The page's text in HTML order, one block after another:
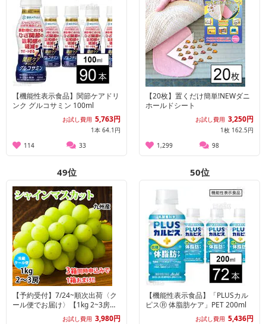
【機能性表示食品】関節ケアドリ
ンク グルコサミン 100ml
お試し費用 5,763円
1本 64.1円
114
33
【20枚】置くだけ簡単!NEWダニ
ホールドシート
お試し費用 3,250円
1枚 162.5円
1,299
98
49位
【予約受付】7/24~順次出荷〈ク
ール便でお届け〉【1kg 2~3房】
九州産シャインマスカット
お試し費用 3,980円
50位
【機能性表示食品】「PLUSカル
ピスⓇ 体脂肪ケア」PET 200ml
お試し費用 5,436円